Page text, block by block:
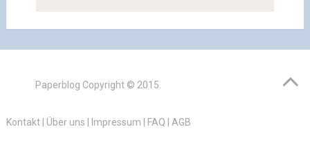
Paperblog Copyright © 2015.
Kontakt| Über uns Impressum FAQ AGB